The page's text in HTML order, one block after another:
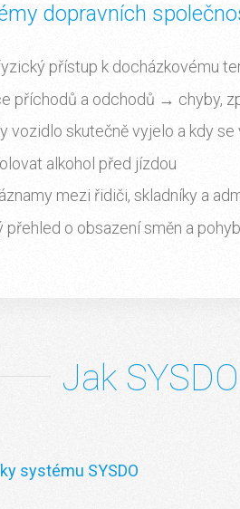
dopravních
přístup k docházkovému
příchodů a odchodů → chyby,
vozidlo skutečně vyjelo a kdy se
alkohol před jízdou
mezi řidiči, skladníky a
o obsazení směn a
Jak
systému SYSDO